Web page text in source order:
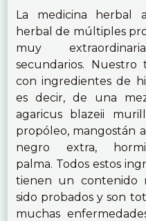
La medicina herbal
herbal de múltiples
muy
secundarios.
con ingredientes de
es decir, de una
agaricus blazeii
propóleo, mangostán
negro extra,
palma. Todos estos
tienen un contenido
sido probados y son
muchas